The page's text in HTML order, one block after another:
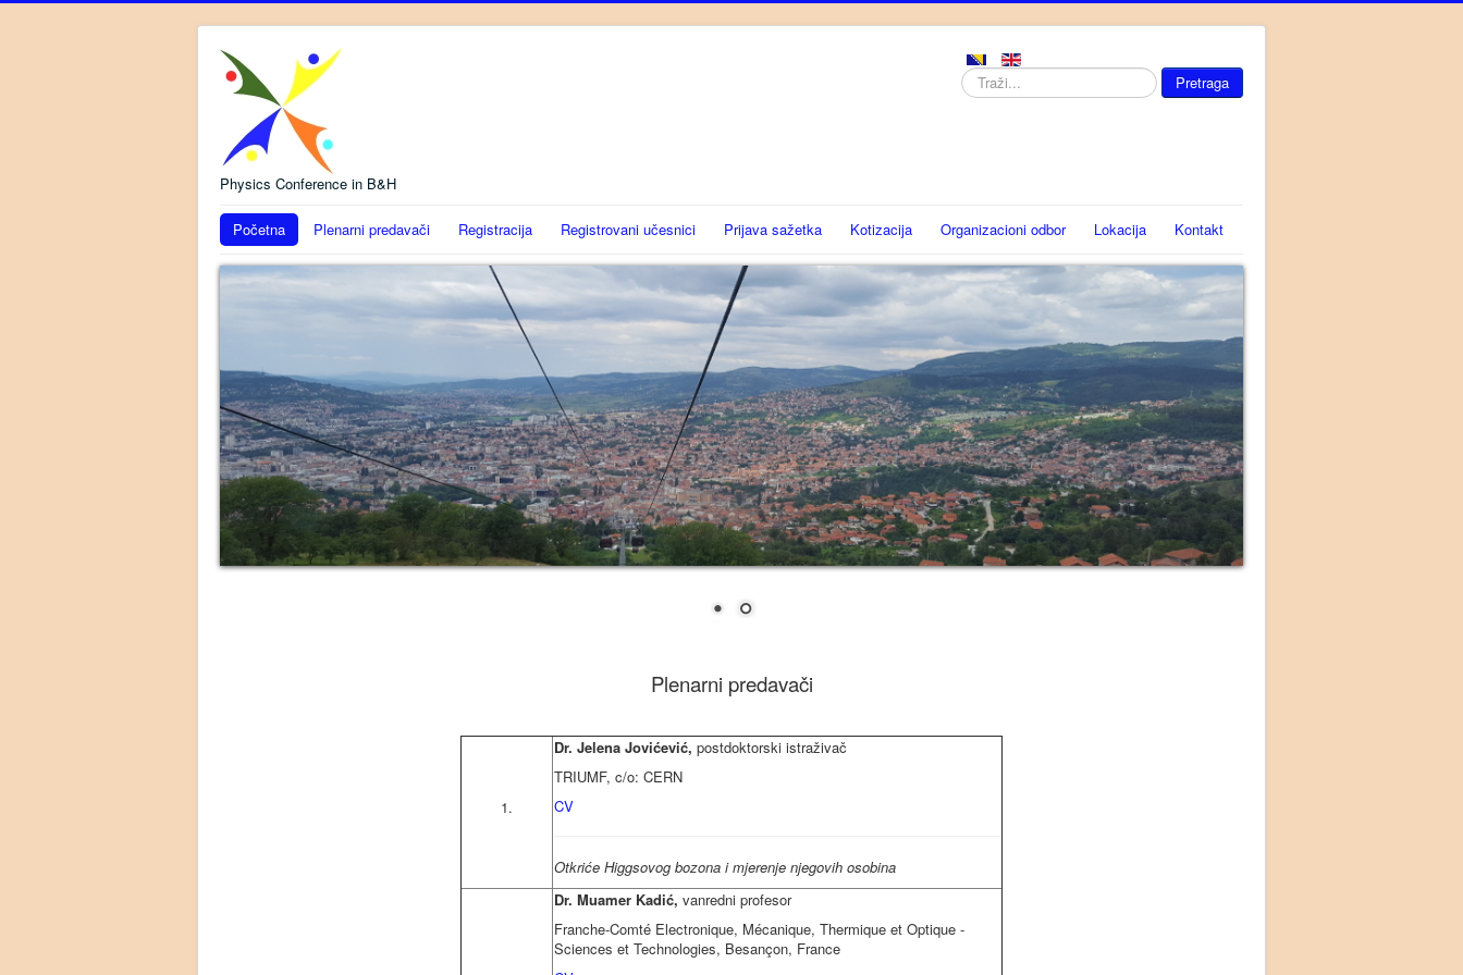
Physics Conference in B&H
Traži... Pretraga
Početna Plenarni predavači Registracija Registrovani učesnici Prijava sažetka Kotizacija Organizacioni odbor Lokacija Kontakt
Plenarni predavači
1.
Dr. Jelena Jovićević, postdoktorski istraživač
TRIUMF, c/o: CERN
CV
Otkriće Higgsovog bozona i mjerenje njegovih osobina
Dr. Muamer Kadić, vanredni profesor
Franche-Comté Electronique, Mécanique, Thermique et Optique -
Sciences et Technologies, Besançon, France